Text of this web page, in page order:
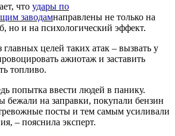
что удары по
заводамнаправлены не только на
но и на психологический эффект.
целей таких атак – вызвать у
ажиотаж и заставить
топливо.
попытка ввести людей в панику.
бежали на заправки, покупали бензин
посты и тем самым усиливали
– пояснила эксперт.